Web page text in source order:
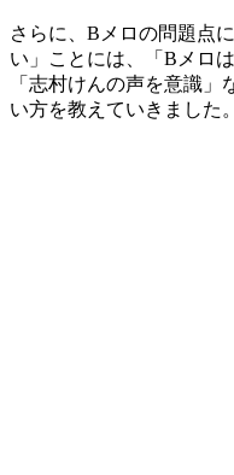
さらに、Bメロの問題点
い」ことには、「Bメロ
「志村けんの声を意識
い方を教えていきました。